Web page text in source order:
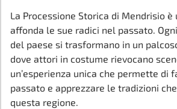
La Processione Storica di Mendrisio è
affonda le sue radici nel passato.
del paese si trasformano in un
dove attori in costume rievocano
un’esperienza unica che permette di
passato e apprezzare le tradizioni
questa regione.